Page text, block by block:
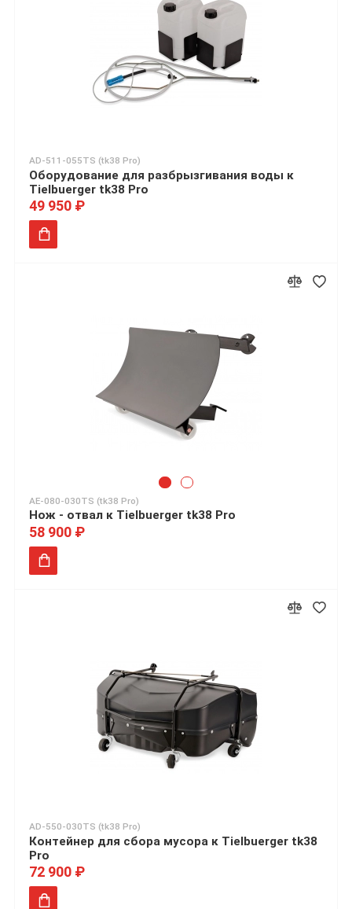
AD-511-055TS (tk38 Pro)
Оборудование для разбрызгивания воды к
Tielbuerger tk38 Pro
49 950 ₽
AE-080-030TS (tk38 Pro)
Нож - отвал к Tielbuerger tk38 Pro
58 900 ₽
AD-550-030TS (tk38 Pro)
Контейнер для сбора мусора к Tielbuerger tk38
Pro
72 900 ₽